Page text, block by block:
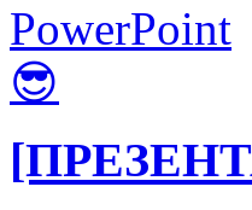
PowerPoint
😎